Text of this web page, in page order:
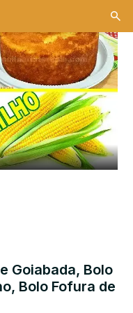
Goiabada, Bolo
Bolo Fofura de